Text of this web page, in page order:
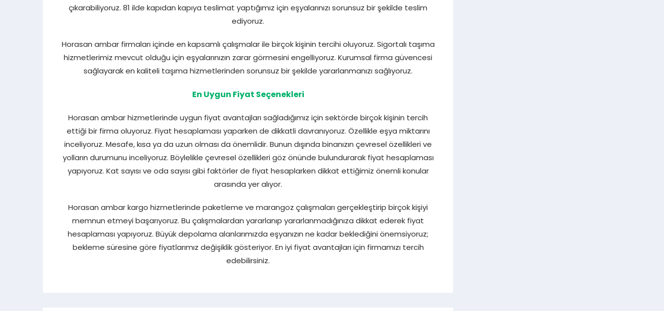
çıkarabiliyoruz. 81 ilde kapıdan kapıya teslimat yaptığımız için eşyalarınızı sorunsuz bir şekilde teslim
ediyoruz.
Horasan ambar firmaları içinde en kapsamlı çalışmalar ile birçok kişinin tercihi oluyoruz. Sigortalı taşıma
hizmetlerimiz mevcut olduğu için eşyalarınızın zarar görmesini engelliyoruz. Kurumsal firma güvencesi
sağlayarak en kaliteli taşıma hizmetlerinden sorunsuz bir şekilde yararlanmanızı sağlıyoruz.
En Uygun Fiyat Seçenekleri
Horasan ambar hizmetlerinde uygun fiyat avantajları sağladığımız için sektörde birçok kişinin tercih
ettiği bir firma oluyoruz. Fiyat hesaplaması yaparken de dikkatli davranıyoruz. Özellikle eşya miktarını
inceliyoruz. Mesafe, kısa ya da uzun olması da önemlidir. Bunun dışında binanızın çevresel özellikleri ve
yolların durumunu inceliyoruz. Böylelikle çevresel özellikleri göz önünde bulundurarak fiyat hesaplaması
yapıyoruz. Kat sayısı ve oda sayısı gibi faktörler de fiyat hesaplarken dikkat ettiğimiz önemli konular
arasında yer alıyor.
Horasan ambar kargo hizmetlerinde paketleme ve marangoz çalışmaları gerçekleştirip birçok kişiyi
memnun etmeyi başarıyoruz. Bu çalışmalardan yararlanıp yararlanmadığınıza dikkat ederek fiyat
hesaplaması yapıyoruz. Büyük depolama alanlarımızda eşyanızın ne kadar beklediğini önemsiyoruz;
bekleme süresine göre fiyatlarımız değişiklik gösteriyor. En iyi fiyat avantajları için firmamızı tercih
edebilirsiniz.